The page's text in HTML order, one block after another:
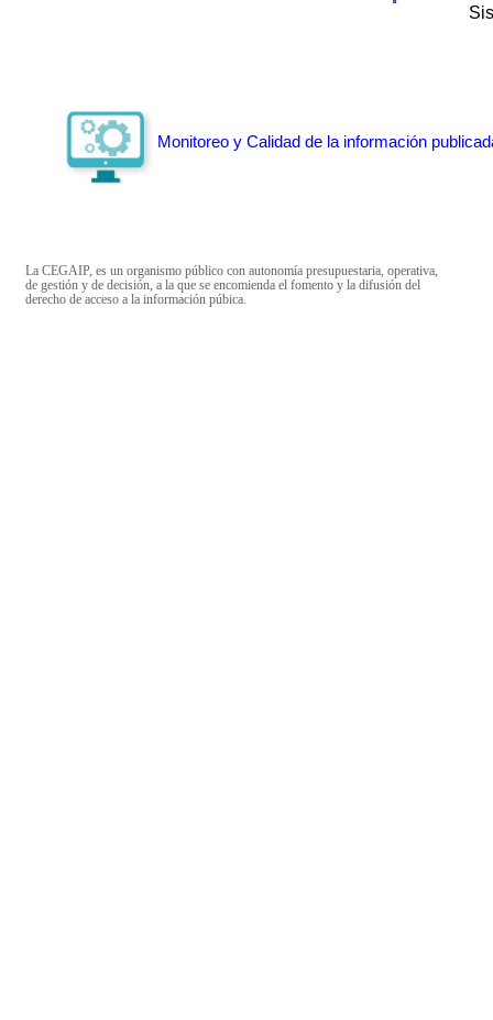
Monitoreo y Calidad de la información
La CEGAIP, es un organismo público con autonomía presupuestaria, operativa,
de gestión y de decisión, a la que se encomienda el fomento y la difusión del
derecho de acceso a la información púbica.